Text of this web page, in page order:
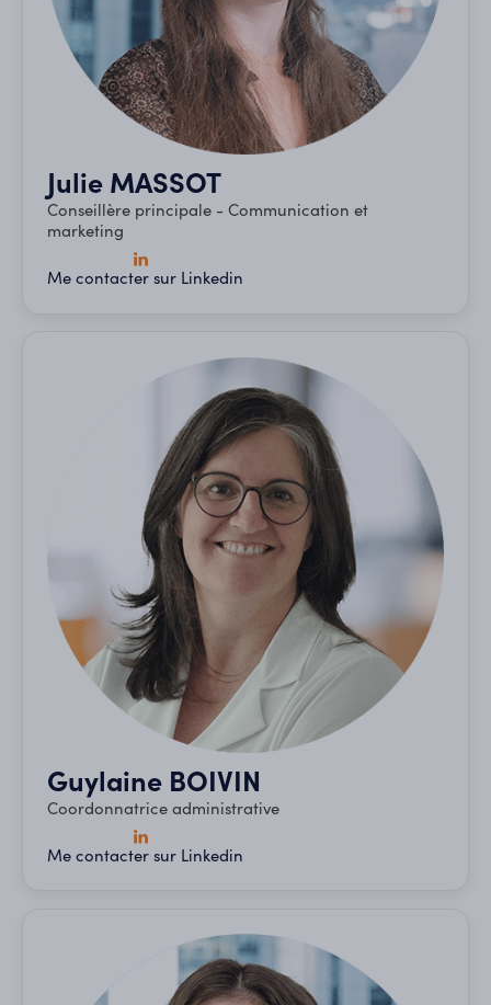
Julie MASSOT
Conseillère principale - Communication et
marketing
Me contacter sur Linkedin
Guylaine BOIVIN
Coordonnatrice administrative
Me contacter sur Linkedin